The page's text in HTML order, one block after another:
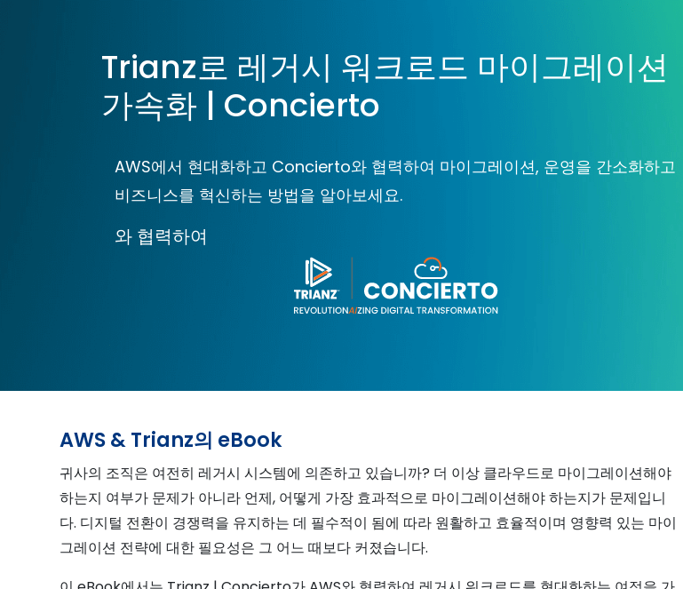
Trianz로 레거시 워크로드 마이그레이션
가속화 | Concierto
AWS에서 현대화하고 Concierto와 협력하여 마이그레이션, 운영을 간소화하고
비즈니스를 혁신하는 방법을 알아보세요.
와 협력하여
AWS & Trianz의 eBook
귀사의 조직은 여전히 레거시 시스템에 의존하고 있습니까? 더 이상 클라우드로 마이그레이션해야
하는지 여부가 문제가 아니라 언제, 어떻게 가장 효과적으로 마이그레이션해야 하는지가 문제입니
다. 디지털 전환이 경쟁력을 유지하는 데 필수적이 됨에 따라 원활하고 효율적이며 영향력 있는 마이
그레이션 전략에 대한 필요성은 그 어느 때보다 커졌습니다.